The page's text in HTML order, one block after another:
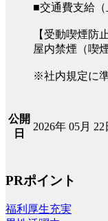
■交通費支給（
【受動喫煙防
屋内禁煙（喫
※社内規定に
公開
日
2026年 05月 22
PRポイント
福利厚生充実